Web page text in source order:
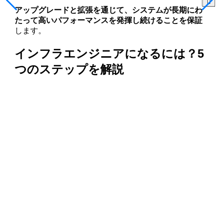
アップグレードと拡張を通じて、システムが長期にわ
たって高いパフォーマンスを発揮し続けることを保証
します。
インフラエンジニアになるには？5
つのステップを解説